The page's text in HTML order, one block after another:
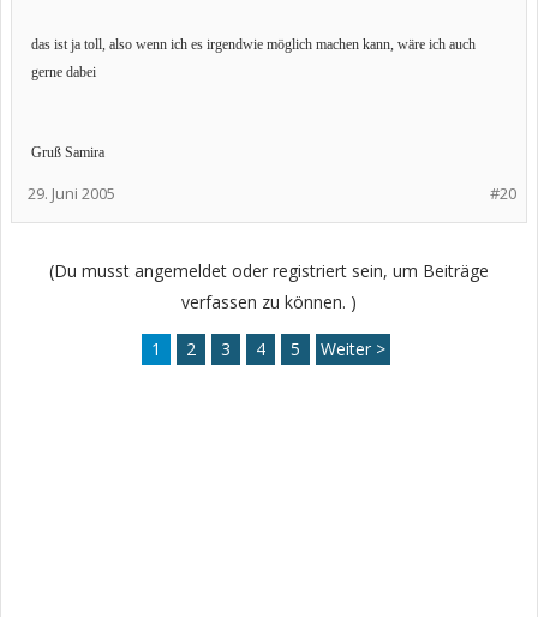
das ist ja toll, also wenn ich es irgendwie möglich machen kann, wäre ich auch
gerne dabei
Gruß Samira
#20
29. Juni 2005
(Du musst angemeldet oder registriert sein, um Beiträge
verfassen zu können. )
1 2 3 4 5 Weiter >